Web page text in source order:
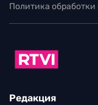
Политика
Редакция